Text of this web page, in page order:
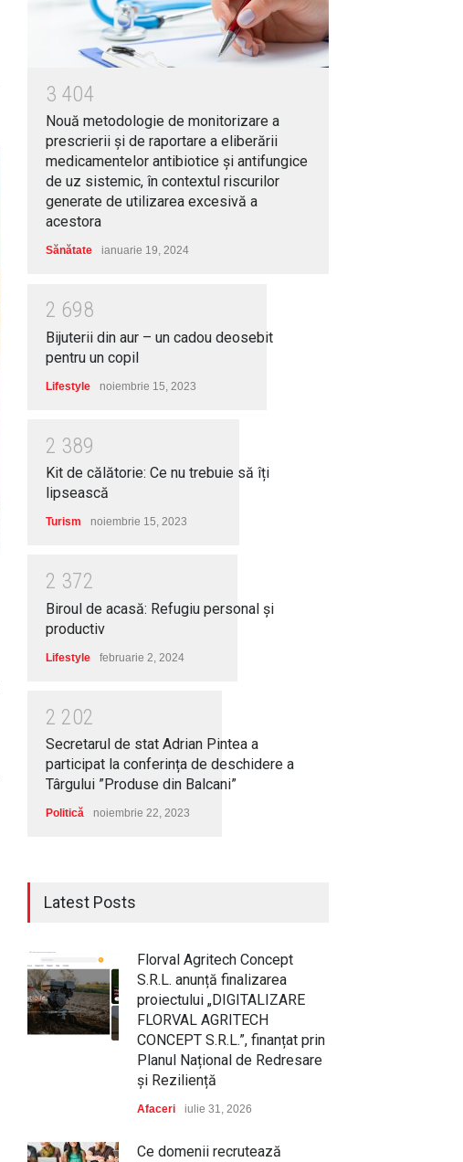
3 404
Nouă metodologie de monitorizare a
prescrierii și de raportare a eliberării
medicamentelor antibiotice și antifungice
de uz sistemic, în contextul riscurilor
generate de utilizarea excesivă a
acestora
Sănătate ianuarie 19, 2024
2 698
Bijuterii din aur – un cadou deosebit
pentru un copil
Lifestyle noiembrie 15, 2023
2 389
Kit de călătorie: Ce nu trebuie să îți
lipsească
Turism noiembrie 15, 2023
2 372
Biroul de acasă: Refugiu personal și
productiv
Lifestyle februarie 2, 2024
2 202
Secretarul de stat Adrian Pintea a
participat la conferința de deschidere a
Târgului ”Produse din Balcani”
Politică noiembrie 22, 2023
Latest Posts
Florval Agritech Concept
S.R.L. anunță finalizarea
proiectului „DIGITALIZARE
FLORVAL AGRITECH
CONCEPT S.R.L.”, finanțat prin
Planul Național de Redresare
și Reziliență
Afaceri iulie 31, 2026
Ce domenii recrutează